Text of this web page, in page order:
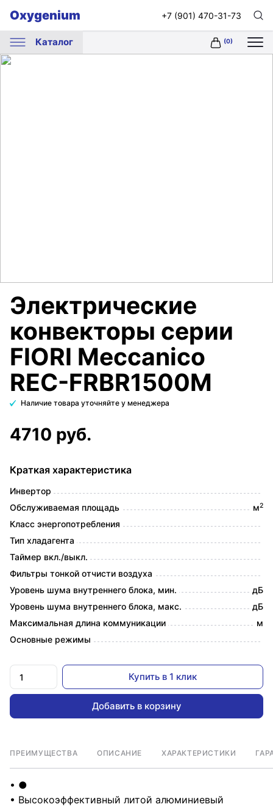
Oxygenium +7 (901) 470-31-73
Каталог
Электрические
конвекторы серии
FIORI Meccanico
REC-FRBR1500M
Наличие товара уточняйте у менеджера
4710 руб.
Краткая характеристика
Инвертор
Обслуживаемая площадь
м2
Класс энергопотребления
Тип хладагента
Таймер вкл./выкл.
Фильтры тонкой отчисти воздуха
Уровень шума внутреннего блока, мин.
дБ
Уровень шума внутреннего блока, макс.
дБ
Максимальная длина коммуникации
м
Основные режимы
Купить в 1 клик
Добавить в корзину
ПРЕИМУЩЕСТВА ОПИСАНИЕ ХАРАКТЕРИСТИКИ
• ●
• Высокоэффективный литой алюминиевый